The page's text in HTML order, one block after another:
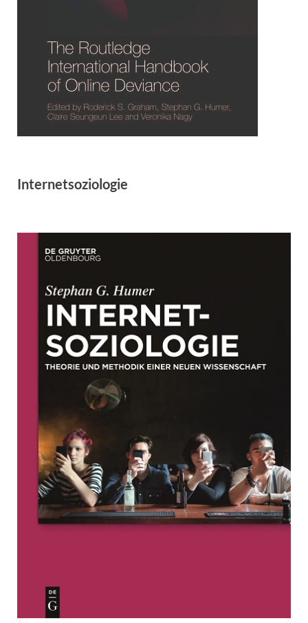
Internetsoziologie